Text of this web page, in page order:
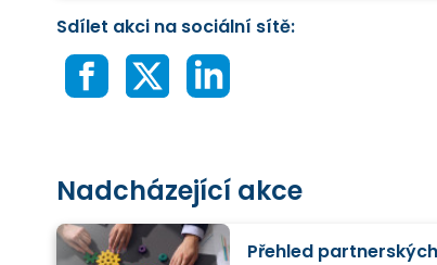
Sdílet akci na sociální sítě:
Nadcházející akce
Přehled